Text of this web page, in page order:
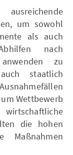
um sowohl
als auch
nach
zu
staatlich
Wettbewerb
die hohen
Maßnahmen